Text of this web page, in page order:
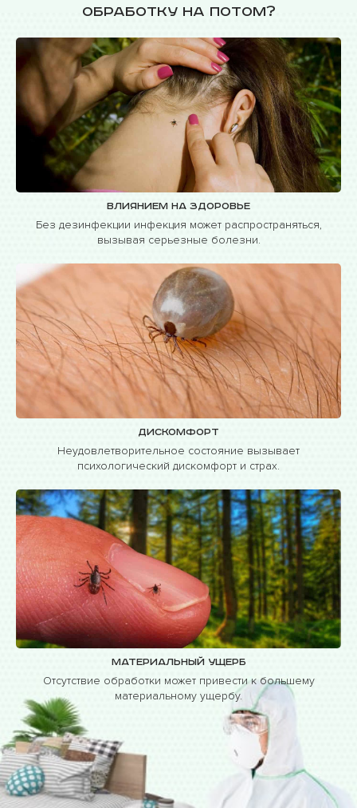
обработку на потом?
Влиянием на здоровье
Без дезинфекции инфекция может распространяться,
вызывая серьезные болезни.
Дискомфорт
Неудовлетворительное состояние вызывает
психологический дискомфорт и страх.
Материальный ущерб
Отсутствие обработки может привести к большему
материальному ущербу.